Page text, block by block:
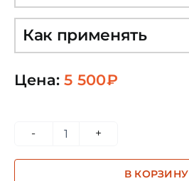
Как применять
Цена:5 500₽
Количество
товара
В КОРЗИНУ